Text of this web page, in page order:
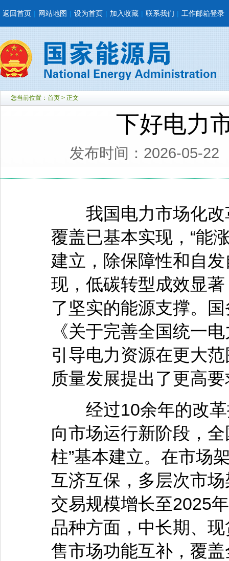
返回首页 | 网站地图 | 设为首页 | 加入收藏 | 联系我们 | 工作邮箱登录
您当前位置： 首页 > 正文
下好电力
发布时间：2026-05-22
我国电力市场化改
覆盖已基本实现，“能
建立，除保障性和自
现，低碳转型成效显
了坚实的能源支撑。
《关于完善全国统一
引导电力资源在更大
质量发展提出了更高
经过10余年的改革
向市场运行新阶段，
柱”基本建立。在市场
互济互保，多层次市
交易规模增长至2025
品种方面，中长期、
售市场功能互补，覆